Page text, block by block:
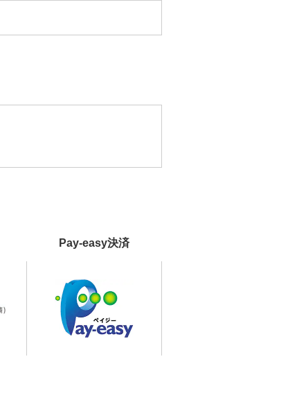
Pay-easy決済